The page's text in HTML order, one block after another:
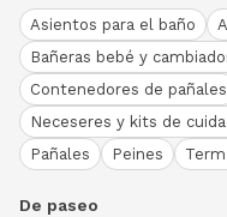
Asientos para el baño
Bañeras bebé y
Contenedores de pañales
Neceseres y kits de
Pañales
Peines
De paseo